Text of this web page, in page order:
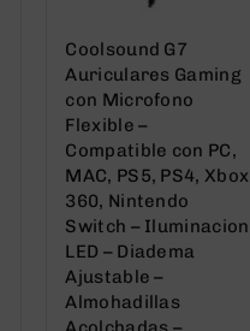
Coolsound G7
Auriculares Gaming
con Microfono
Flexible –
Compatible con PC,
MAC, PS5, PS4, Xbox
360, Nintendo
Switch – Iluminacion
LED – Diadema
Ajustable –
Almohadillas